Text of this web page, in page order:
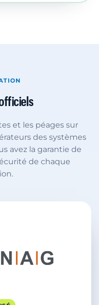
et les péages sur
des systèmes
avez la garantie de
de chaque